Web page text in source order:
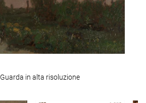
Guarda in alta risoluzione